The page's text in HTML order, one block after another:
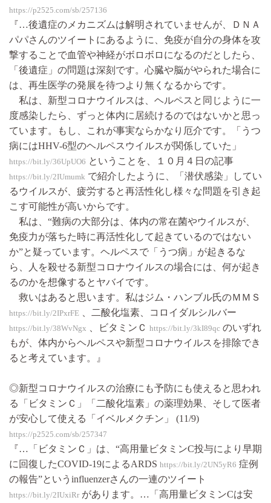
https://p2525.com/sb/257136
『…後遺症のメカニズムは解明されていませんが、ＤＮＡ
パパさんのツイートにあるように、免疫が自分の身体を攻
撃することで血管や神経がボロボロになるのだとしたら、
「後遺症」の問題は深刻です。心臓や脳がやられた場合に
は、再生医学の発展を待つより無くなるからです。
私は、新型コロナウイルスは、ヘルペスと同じように一
度感染したら、ずっと体内に居続けるのではないかと思っ
ています。もし、これが事実ならかなり厄介です。「うつ
病にはHHV-6型のヘルペスウイルスが関係していた」
https://bit.ly/36UpUO6 ということを、１０月４日の記事
https://bit.ly/2IUmumk で紹介したように、「潜伏感染」してい
るウイルスが、疲労すると再活性化し様々な問題を引き起
こす可能性が高いからです。
私は、“難病の大部分は、体内の常在菌やウイルスが、
免疫力が落ちた時に再活性化して起きているのではない
か”と疑っています。ヘルペスで「うつ病」が起きるな
ら、人を殺せる新型コロナウイルスの場合には、何が起き
るのかを想像するとヤバイです。
救いはあると思います。私はジム・ハンブル氏のＭＭＳ
https://bit.ly/2IPxrFE 、二酸化塩素、コロイダルシルバー
https://bit.ly/38WvNgx 、ビタミンＣ https://bit.ly/3kI89qc のいずれ
もが、体内からヘルペスや新型コロナウイルスを排除でき
ると考えています。』
◎新型コロナウイルスの治療にも予防にも使えると思われ
る「ビタミンＣ」「二酸化塩素」の薬理効果、そして医者
が安心して使える「イベルメクチン」 (11/9)
https://p2525.com/sb/257347
『…「ビタミンＣ」は、“高用量ビタミンC投与により早期
に回復したCOVID-19によるARDS https://bit.ly/2UN5yR6 症例
の報告”というinfluenzerさんの一連のツイート
https://bit.ly/2IUxiRr があります。…「高用量ビタミンCは安